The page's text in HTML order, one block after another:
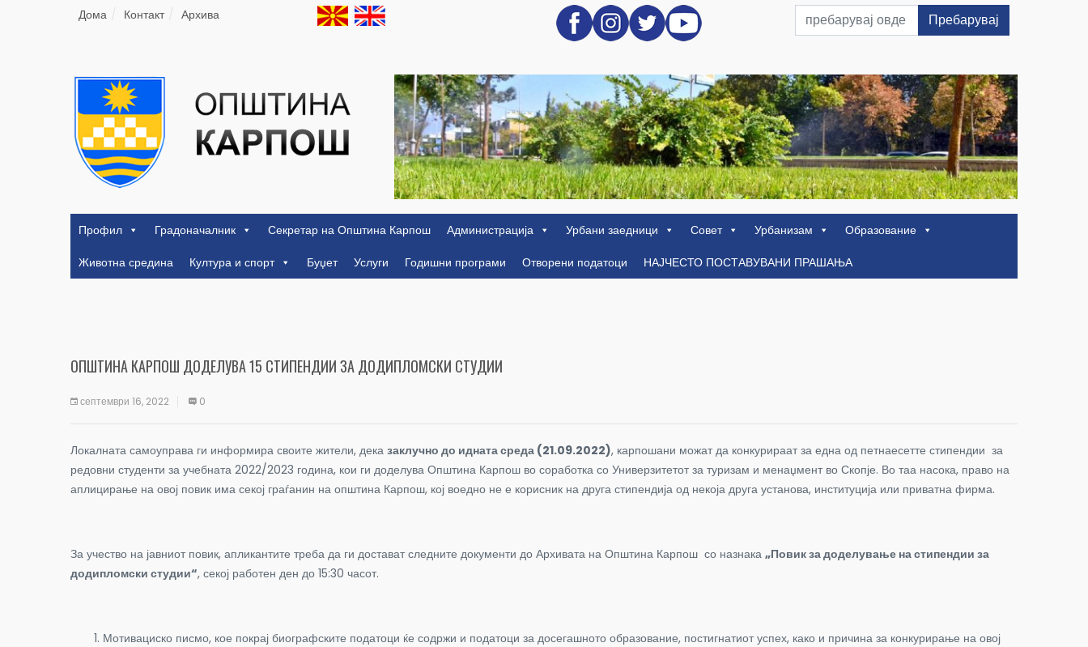
Дома Контакт Архива Пребарувај
Профил Градоначалник Секретар на Општина Карпош Администрација Урбани заедници Совет Урбанизам
Образование
Животна средина
Култура и спорт Буџет Услуги Годишни програми Отворени податоци НАЈЧЕСТО ПОСТАВУВАНИ ПРАШАЊА
ОПШТИНА КАРПОШ ДОДЕЛУВА 15 СТИПЕНДИИ ЗА ДОДИПЛОМСКИ СТУДИИ
септември 16, 2022 0
Локалната самоуправа ги информира своите жители, дека заклучно до идната среда (21.09.2022), карпошани можат да конкурираат за една од петнаесетте стипендии за
редовни студенти за учебната 2022/2023 година, кои ги доделува Општина Карпош во соработка со Универзитетот за туризам и менаџмент во Скопје. Во таа насока, право на
аплицирање на овој повик има секој граѓанин на општина Карпош, кој воедно не е корисник на друга стипендија од некоја друга установа, институција или приватна фирма.
За учество на јавниот повик, апликантите треба да ги достават следните документи до Архивата на Општина Карпош со назнака „Повик за доделување на стипендии за
додипломски студии“, секој работен ден до 15:30 часот.
Мотивациско писмо, кое покрај биографските податоци ќе содржи и податоци за досегашното образование, постигнатиот успех, како и причина за конкурирање на овој